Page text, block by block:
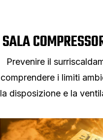
SALA
Prevenire il
comprendere i limiti
la disposizione e la
temperatura per